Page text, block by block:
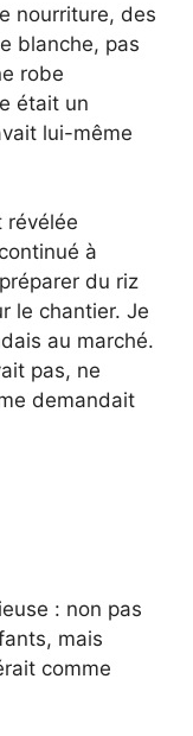
nourriture, des
blanche, pas
robe
était un
lui-même
révélée
à
du riz
le chantier. Je
au marché.
pas, ne
demandait
: non pas
mais
comme